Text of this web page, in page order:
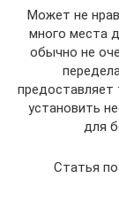
Может не
много места
обычно не
установить
для
Статья